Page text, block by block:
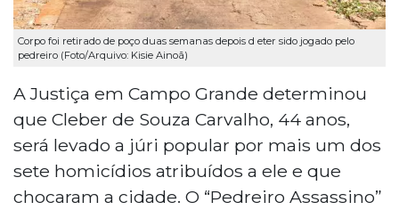
Corpo foi retirado de poço duas semanas depois d eter sido jogado pelo
pedreiro (Foto/Arquivo: Kisie Ainoã)
A Justiça em Campo Grande determinou
que Cleber de Souza Carvalho, 44 anos,
será levado a júri popular por mais um dos
sete homicídios atribuídos a ele e que
chocaram a cidade. O “Pedreiro Assassino”